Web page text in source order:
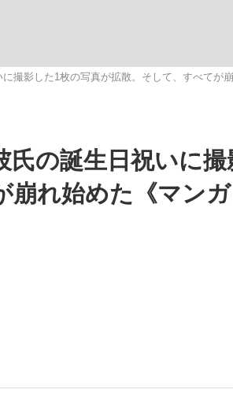
影した1枚の写真が拡散。そして、すべてが
の誕生日祝いに撮
崩れ始めた《マン